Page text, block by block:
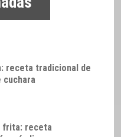
receta tradicional de
cuchara
frita: receta